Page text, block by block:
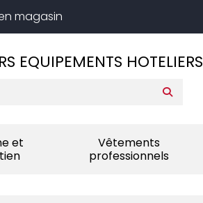
magasin
EQUIPEMENTS HOTELIERS
et
Vêtements
professionnels